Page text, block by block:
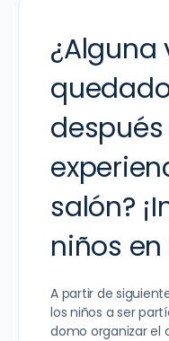
¿Alguna
salón?
niños
A partir de
los niños a ser
domo organizar el